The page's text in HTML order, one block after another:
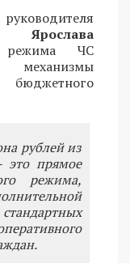
Ярослава
ЧС
механизмы
рублей из
это прямое
режима,